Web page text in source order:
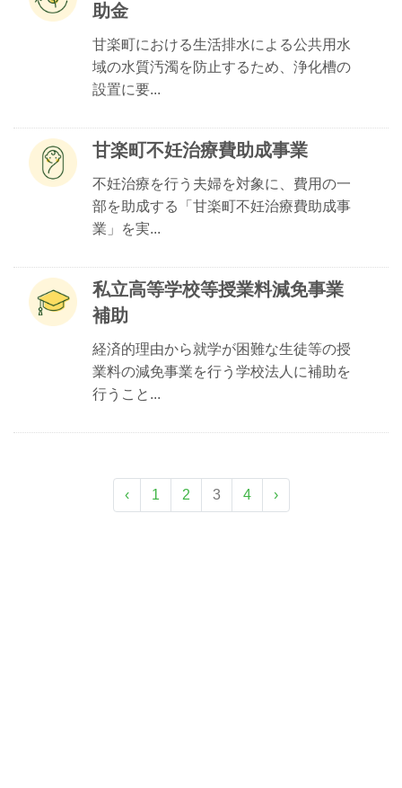
助金
甘楽町における生活排水による公共用水
域の水質汚濁を防止するため、浄化槽の
設置に要...
甘楽町不妊治療費助成事業
不妊治療を行う夫婦を対象に、費用の一
部を助成する「甘楽町不妊治療費助成事
業」を実...
私立高等学校等授業料減免事業
補助
経済的理由から就学が困難な生徒等の授
業料の減免事業を行う学校法人に補助を
行うこと...
‹ 1 2 3 4 ›